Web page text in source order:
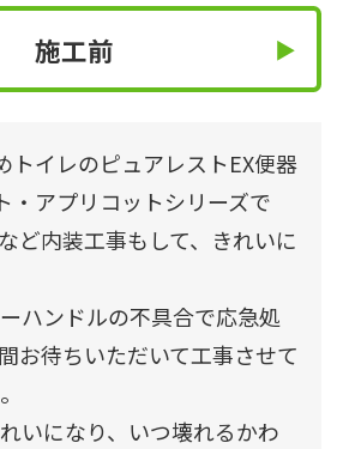
施工前
トイレのピュアレストEX便器
・アプリコットシリーズで
ど内装工事もして、きれいに
ハンドルの不具合で応急処
お待ちいただいて工事させて
いになり、いつ壊れるかわ